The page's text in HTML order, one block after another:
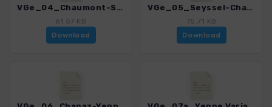
VGe_04_Chaumont-Seyssel_4475_1.gpx
61.57 KB
Download
VGe_05_Seyssel-Chanaz_4475_1.gpx
75.71 KB
Download